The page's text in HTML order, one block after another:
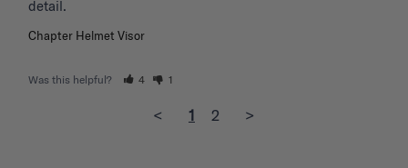
detail.
Chapter Helmet Visor
Was this helpful? 4 1
< 1 2 >